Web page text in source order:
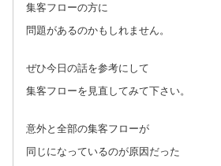
集客フローの方に
問題があるのかもしれません。
ぜひ今日の話を参考にして
集客フローを見直してみて下さい。
意外と全部の集客フローが
同じになっているのが原因だった